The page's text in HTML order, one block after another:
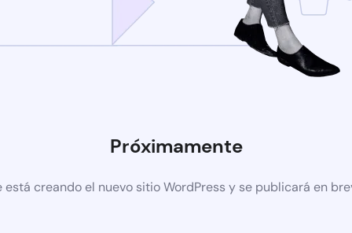
Próximamente
está creando el nuevo sitio WordPress y se publicará en